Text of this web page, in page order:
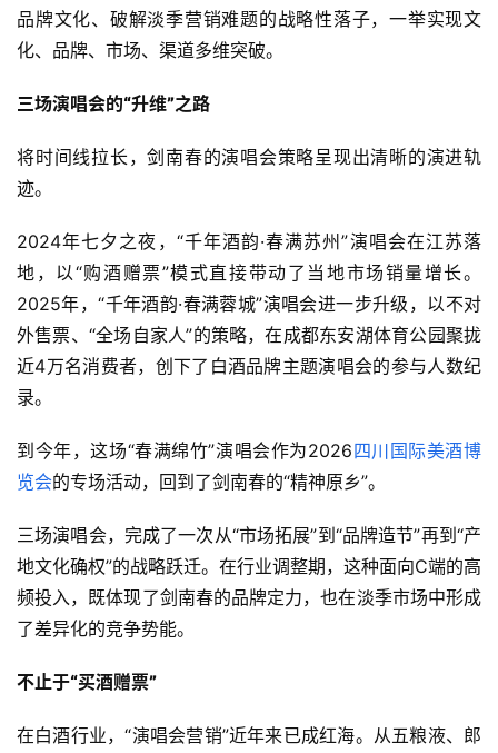
品牌文化、破解淡季营销难题的战略性落子，一举实现文
化、品牌、市场、渠道多维突破。
三场演唱会的“升维”之路
将时间线拉长，剑南春的演唱会策略呈现出清晰的演进轨
迹。
2024年七夕之夜，“千年酒韵·春满苏州”演唱会在江苏落
地，以“购酒赠票”模式直接带动了当地市场销量增长。
2025年，“千年酒韵·春满蓉城”演唱会进一步升级，以不对
外售票、“全场自家人”的策略，在成都东安湖体育公园聚拢
近4万名消费者，创下了白酒品牌主题演唱会的参与人数纪
录。
到今年，这场“春满绵竹”演唱会作为2026四川国际美酒博
览会的专场活动，回到了剑南春的“精神原乡”。
三场演唱会，完成了一次从“市场拓展”到“品牌造节”再到“产
地文化确权”的战略跃迁。在行业调整期，这种面向C端的高
频投入，既体现了剑南春的品牌定力，也在淡季市场中形成
了差异化的竞争势能。
不止于“买酒赠票”
在白酒行业，“演唱会营销”近年来已成红海。从五粮液、郎